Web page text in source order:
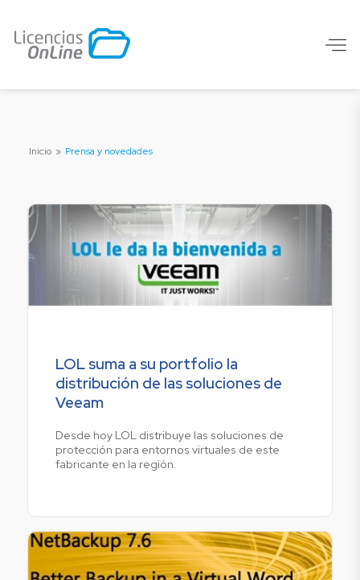
Inicio » Prensa y novedades
LOL suma a su portfolio la
distribución de las soluciones de
Veeam
Desde hoy LOL distribuye las soluciones de
protección para entornos virtuales de este
fabricante en la región.